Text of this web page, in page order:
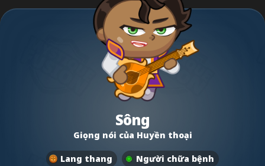
Sông
Giọng nói của Huyền thoại
Lang thang Người chữa bệnh